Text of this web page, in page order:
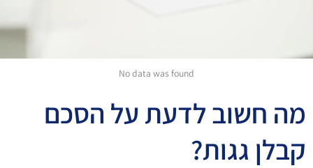
No data was found
מה חשוב לדעת על הסכם
קבלן גגות?